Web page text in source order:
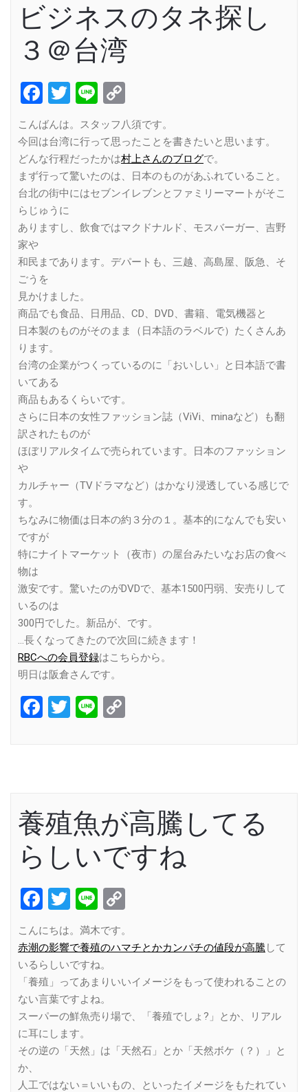
ビジネスのタネ探し
３＠台湾
Facebook
Twitter
Line
Link
こんばんは。スタッフ八須です。
今回は台湾に行って思ったことを書きたいと思います。
どんな行程だったかは村上さんのブログで。
まず行って驚いたのは、日本のものがあふれていること。
台北の街中にはセブンイレブンとファミリーマートがそこ
らじゅうに
ありますし、飲食ではマクドナルド、モスバーガー、吉野
家や
和民まであります。デパートも、三越、高島屋、阪急、そ
ごうを
見かけました。
商品でも食品、日用品、CD、DVD、書籍、電気機器と
日本製のものがそのまま（日本語のラベルで）たくさんあ
ります。
台湾の企業がつくっているのに「おいしい」と日本語で書
いてある
商品もあるくらいです。
さらに日本の女性ファッション誌（ViVi、minaなど）も翻
訳されたものが
ほぼリアルタイムで売られています。日本のファッション
や
カルチャー（TVドラマなど）はかなり浸透している感じで
す。
ちなみに物価は日本の約３分の１。基本的になんでも安い
ですが
特にナイトマーケット（夜市）の屋台みたいなお店の食べ
物は
激安です。驚いたのがDVDで、基本1500円弱、安売りして
いるのは
300円でした。新品が、です。
…長くなってきたので次回に続きます！
RBCへの会員登録はこちらから。
明日は阪倉さんです。
Facebook
Twitter
Line
養殖魚が高騰してる
らしいですね
Facebook
Twitter
Line
こんにちは。満木です。
赤潮の影響で養殖のハマチとかカンパチの値段が高騰 して
いるらしいですね。
「養殖」ってあまりいいイメージをもって使われることの
ない言葉ですよね。
スーパーの鮮魚売り場で、「養殖でしょ?」とか、リアル
に耳にします。
その逆の「天然」は「天然石」とか「天然ボケ（？）」と
か、
人工ではない＝いいもの、といったイメージをもたれてい